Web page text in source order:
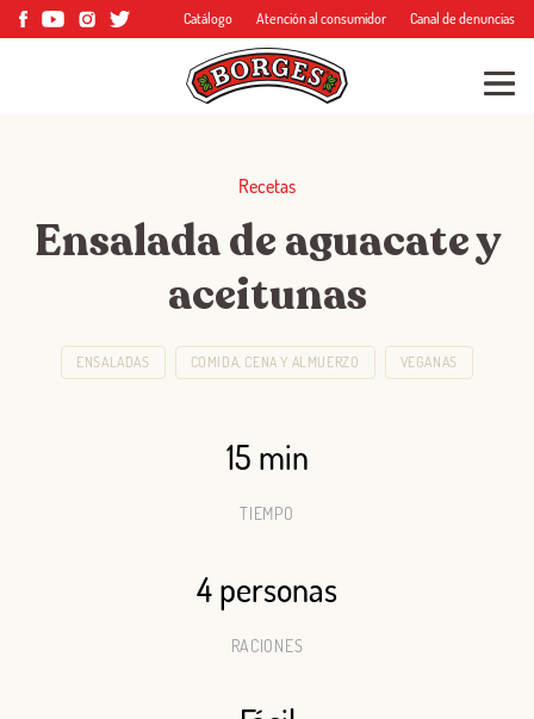
Catálogo Atención al consumidor Canal de denuncias
Recetas
Ensalada de aguacate y
aceitunas
ENSALADAS COMIDA, CENA Y ALMUERZO VEGANAS
15 min
TIEMPO
4 personas
RACIONES